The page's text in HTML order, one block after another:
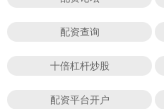
配资查询
十倍杠杆炒股
配资平台开户